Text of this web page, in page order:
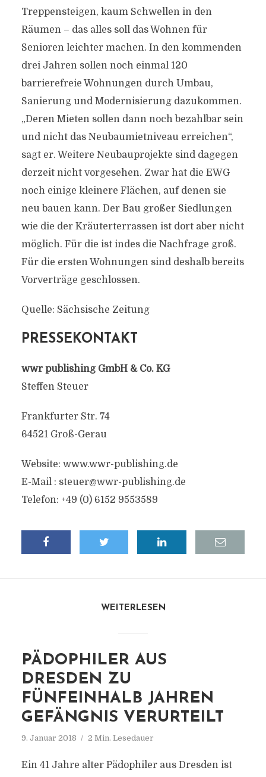
Treppensteigen, kaum Schwellen in den
Räumen – das alles soll das Wohnen für
Senioren leichter machen. In den kommenden
drei Jahren sollen noch einmal 120
barrierefreie Wohnungen durch Umbau,
Sanierung und Modernisierung dazukommen.
„Deren Mieten sollen dann noch bezahlbar sein
und nicht das Neubaumietniveau erreichen“,
sagt er. Weitere Neubauprojekte sind dagegen
derzeit nicht vorgesehen. Zwar hat die EWG
noch einige kleinere Flächen, auf denen sie
neu bauen kann. Der Bau großer Siedlungen
wie die der Kräuterterrassen ist dort aber nicht
möglich. Für die ist indes die Nachfrage groß.
Für die ersten Wohnungen sind deshalb bereits
Vorverträge geschlossen.
Quelle: Sächsische Zeitung
PRESSEKONTAKT
wwr publishing GmbH & Co. KG
Steffen Steuer
Frankfurter Str. 74
64521 Groß-Gerau
Website: www.wwr-publishing.de
E-Mail : steuer@wwr-publishing.de
Telefon: +49 (0) 6152 9553589
WEITERLESEN
PÄDOPHILER AUS
DRESDEN ZU
FÜNFEINHALB JAHREN
GEFÄNGNIS VERURTEILT
9. Januar 2018 2 Min. Lesedauer
Ein 41 Jahre alter Pädophiler aus Dresden ist